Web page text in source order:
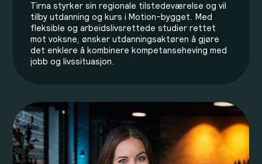
Tirna styrker sin regionale tilstedeværelse og vil
tilby utdanning og kurs i Motion-bygget. Med
fleksible og arbeidslivsrettede studier rettet
mot voksne, ønsker utdanningsaktøren å gjøre
det enklere å kombinere kompetanseheving med
jobb og livssituasjon.